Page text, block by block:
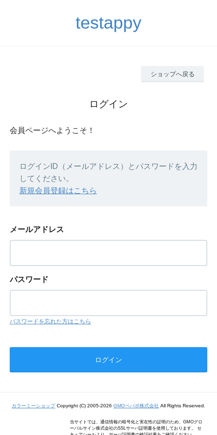
testappy
ショップへ戻る
ログイン
会員ページへようこそ！
ログインID（メールアドレス）とパスワードを入力
してください。
新規会員登録はこちら
メールアドレス
パスワード
パスワードを忘れた方はこちら
カラーミーショップCopyright (C) 2005-2026 GMOペパボ株式会社 All Rights Reserved.
当サイトでは、通信情報の暗号化と実在性の証明のため、GMOグロ
ーバルサイン株式会社のSSLサーバ証明書を使用しております。 セ